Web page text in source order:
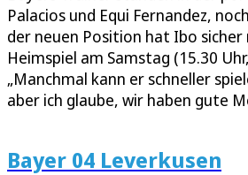
Palacios und Equi Fernandez,
der neuen Position hat Ibo
Heimspiel am Samstag (15.30
„Manchmal kann er schneller
aber ich glaube, wir haben gute
Bayer 04 Leverkusen